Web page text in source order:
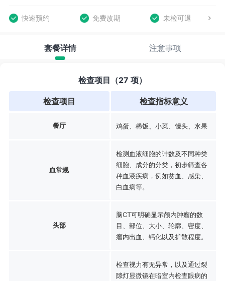
快速预约 免费改期 未检可退
套餐详情 注意事项
检查项目（27 项）
检查项目 检查指标意义
餐厅 鸡蛋、稀饭、小菜、馒头、水果
血常规
检测血液细胞的计数及不同种类
细胞、成分的分类，初步筛查各
种血液疾病，例如贫血、感染、
白血病等。
头部
脑CT可明确显示颅内肿瘤的数
目、部位、大小、轮廓、密度、
瘤内出血、钙化以及扩散程度。
检查视力有无异常，以及通过裂
隙灯显微镜在暗室内检查眼病的